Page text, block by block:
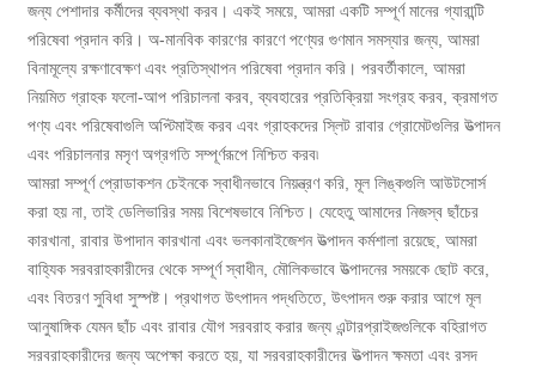
জন্য পেশাদার কর্মীদের ব্যবস্থা করব। একই সময়ে, আমরা একটি সম্পূর্ণ মানের গ্যারান্টি
পরিষেবা প্রদান করি। অ-মানবিক কারণের কারণে পণ্যের গুণমান সমস্যার জন্য, আমরা
বিনামূল্যে রক্ষণাবেক্ষণ এবং প্রতিস্থাপন পরিষেবা প্রদান করি। পরবর্তীকালে, আমরা
নিয়মিত গ্রাহক ফলো-আপ পরিচালনা করব, ব্যবহারের প্রতিক্রিয়া সংগ্রহ করব, ক্রমাগত
পণ্য এবং পরিষেবাগুলি অপ্টিমাইজ করব এবং গ্রাহকদের স্লিট রাবার গ্রোমেটগুলির উত্পাদন
এবং পরিচালনার মসৃণ অগ্রগতি সম্পূর্ণরূপে নিশ্চিত করব৷
আমরা সম্পূর্ণ প্রোডাকশন চেইনকে স্বাধীনভাবে নিয়ন্ত্রণ করি, মূল লিঙ্কগুলি আউটসোর্স
করা হয় না, তাই ডেলিভারির সময় বিশেষভাবে নিশ্চিত। যেহেতু আমাদের নিজস্ব ছাঁচের
কারখানা, রাবার উপাদান কারখানা এবং ভলকানাইজেশন উত্পাদন কর্মশালা রয়েছে, আমরা
বাহ্যিক সরবরাহকারীদের থেকে সম্পূর্ণ স্বাধীন, মৌলিকভাবে উত্পাদনের সময়কে ছোট করে,
এবং বিতরণ সুবিধা সুস্পষ্ট। প্রথাগত উৎপাদন পদ্ধতিতে, উৎপাদন শুরু করার আগে মূল
আনুষাঙ্গিক যেমন ছাঁচ এবং রাবার যৌগ সরবরাহ করার জন্য এন্টারপ্রাইজগুলিকে বহিরাগত
সরবরাহকারীদের জন্য অপেক্ষা করতে হয়, যা সরবরাহকারীদের উত্পাদন ক্ষমতা এবং রসদ